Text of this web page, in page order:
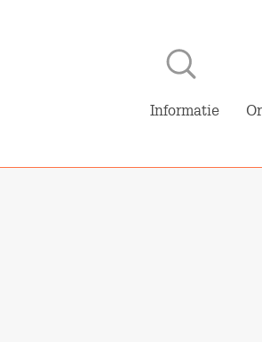
Informatie